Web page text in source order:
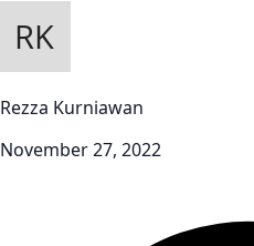
Rezza Kurniawan
November 27, 2022